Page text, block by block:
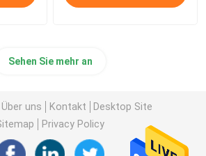
Sehen Sie mehr an
Über uns Kontakt
Desktop Site
Privacy Policy